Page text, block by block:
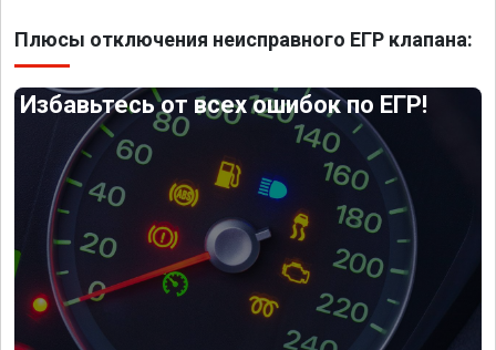
Плюсы отключения неисправного ЕГР клапана:
Избавьтесь от всех ошибок по ЕГР!